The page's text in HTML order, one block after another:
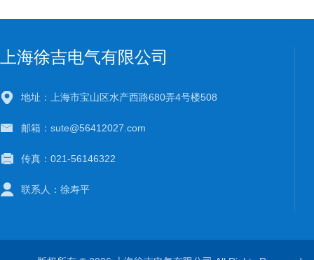
上海徐吉电气有限公司
地址：上海市宝山区水产西路680弄4号楼508
邮箱：sute@56412027.com
传真：021-56146322
联系人：徐寿平